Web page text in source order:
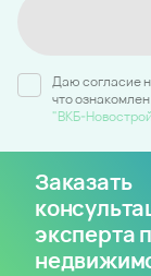
Даю согласие
что
"ВКБ-
Заказать
эксперта